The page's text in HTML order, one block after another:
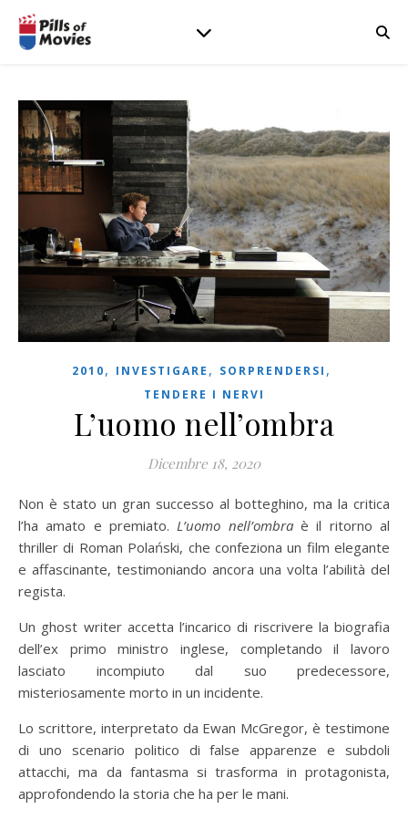
2010, INVESTIGARE , SORPRENDERSI ,
TENDERE I NERVI
L’uomo nell’ombra
Dicembre 18, 2020
Non è stato un gran successo al botteghino, ma la critica
l’ha amato e premiato.L’uomo nell’ombraè il ritorno al
thriller di Roman Polański, che confeziona un film elegante
e affascinante, testimoniando ancora una volta l’abilità del
regista.
Un ghost writer accetta l’incarico di riscrivere la biografia
dell’ex primo ministro inglese, completando il lavoro
lasciato incompiuto dal suo predecessore,
misteriosamente morto in un incidente.
Lo scrittore, interpretato da Ewan McGregor, è testimone
di uno scenario politico di false apparenze e subdoli
attacchi, ma da fantasma si trasforma in protagonista,
approfondendo la storia che ha per le mani.